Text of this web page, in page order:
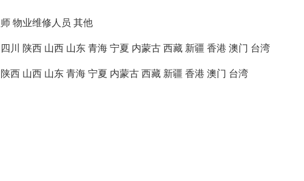
物业维修人员 其他
四川 陕西 山西 山东 青海 宁夏 内蒙古 西藏 新疆 香港 澳门 台湾
陕西 山西 山东 青海 宁夏 内蒙古 西藏 新疆 香港 澳门 台湾